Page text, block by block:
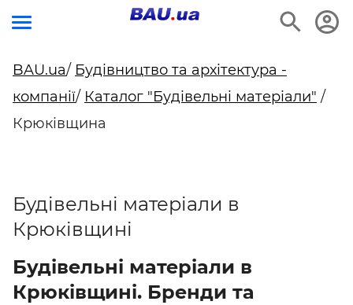
BAU.ua/ Будівництво та архітектура -
компанії/ Каталог "Будівельні матеріали" /
Крюківщина
Будівельні матеріали в
Крюківщині
Будівельні матеріали в
Крюківщині. Бренди та